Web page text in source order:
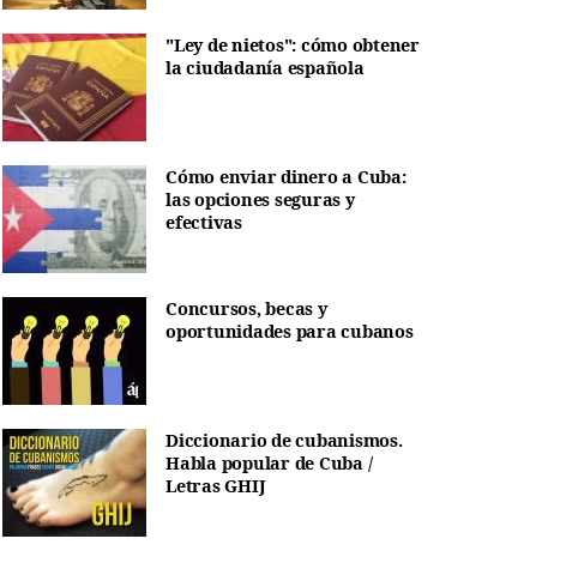
"Ley de nietos": cómo obtener
la ciudadanía española
Cómo enviar dinero a Cuba:
las opciones seguras y
efectivas
Concursos, becas y
oportunidades para cubanos
Diccionario de cubanismos.
Habla popular de Cuba /
Letras GHIJ